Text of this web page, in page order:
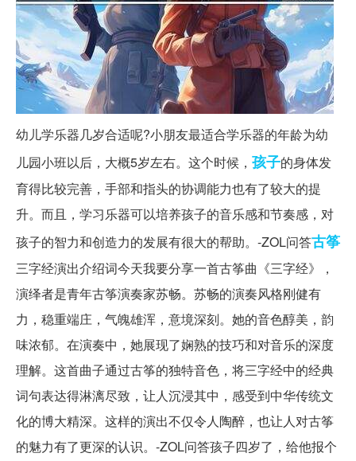
幼儿学乐器几岁合适呢?小朋友最适合学乐器的年龄为幼
儿园小班以后，大概5岁左右。这个时候， 孩子的身体发
育得比较完善，手部和指头的协调能力也有了较大的提
升。而且，学习乐器可以培养孩子的音乐感和节奏感，对
孩子的智力和创造力的发展有很大的帮助。-ZOL问答古筝
三字经演出介绍词今天我要分享一首古筝曲《三字经》，
演绎者是青年古筝演奏家苏畅。苏畅的演奏风格刚健有
力，稳重端庄，气魄雄浑，意境深刻。她的音色醇美，韵
味浓郁。在演奏中，她展现了娴熟的技巧和对音乐的深度
理解。这首曲子通过古筝的独特音色，将三字经中的经典
词句表达得淋漓尽致，让人沉浸其中，感受到中华传统文
化的博大精深。这样的演出不仅令人陶醉，也让人对古筝
的魅力有了更深的认识。-ZOL问答孩子四岁了，给他报个